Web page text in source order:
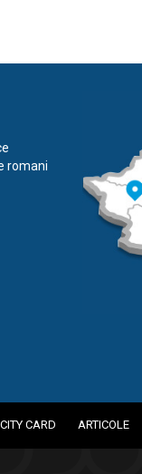
romani
CITY CARD ARTICOLE